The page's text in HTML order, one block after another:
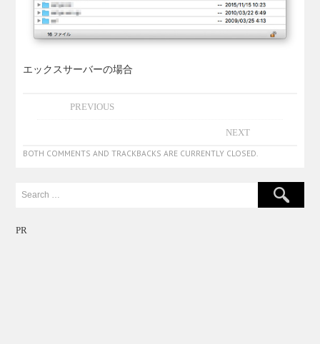
エックスサーバーの場合
PREVIOUS
NEXT
BOTH COMMENTS AND TRACKBACKS ARE CURRENTLY CLOSED.
PR